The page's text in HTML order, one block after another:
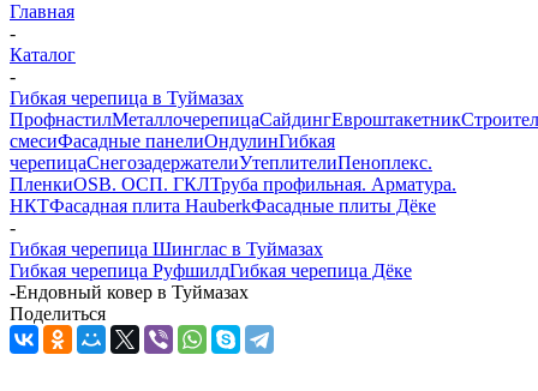
Главная
-
Каталог
-
Гибкая черепица в Туймазах
ПрофнастилМеталлочерепицаСайдингЕвроштакетник
смесиФасадные панелиОндулинГибкая
черепицаСнегозадержателиУтеплителиПеноплекс.
ПленкиOSB. ОСП. ГКЛТруба профильная. Арматура.
НКТФасадная плита HauberkФасадные плиты Дёке
-
Гибкая черепица Шинглас в Туймазах
Гибкая черепица РуфшилдГибкая черепица Дёке
-Ендовный ковер в Туймазах
Поделиться